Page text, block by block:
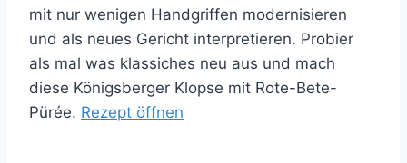
mit nur wenigen Handgriffen modernisieren
und als neues Gericht interpretieren. Probier
als mal was klassiches neu aus und mach
diese Königsberger Klopse mit Rote-Bete-
Pürée. Rezept öffnen